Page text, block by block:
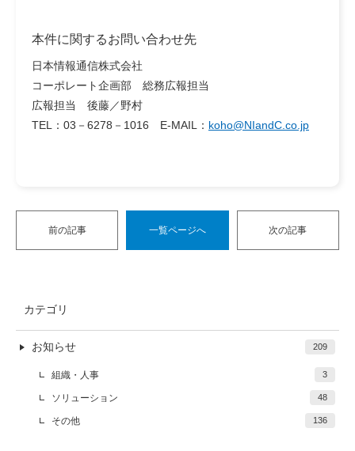
本件に関するお問い合わせ先
日本情報通信株式会社
コーポレート企画部 総務広報担当
広報担当 後藤／野村
TEL：03－6278－1016 E-MAIL： koho@NIandC.co.jp
前の記事 一覧ページへ 次の記事
カテゴリ
お知らせ 209
組織・人事 3
ソリューション 48
その他 136